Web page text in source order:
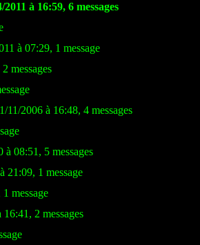
à 16:59, 6 messages
à 07:29, 1 message
messages
11/2006 à 16:48, 4 messages
08:51, 5 messages
21:09, 1 message
message
2 messages